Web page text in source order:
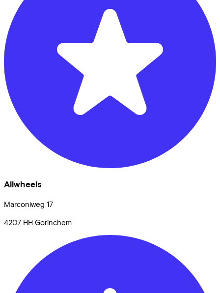
Allwheels
Marconiweg 17
4207 HH Gorinchem